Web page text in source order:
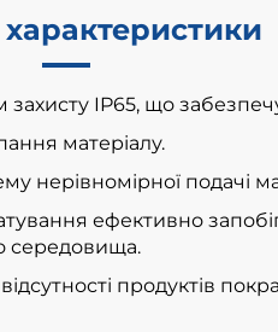
IP65, що
матеріалу.
нерівномірної подачі
ефективно
середовища.
продуктів